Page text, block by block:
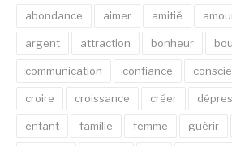
abondance aimer amitié
argent attraction bonheur
communication confiance
croire croissance créer
enfant famille femme guérir